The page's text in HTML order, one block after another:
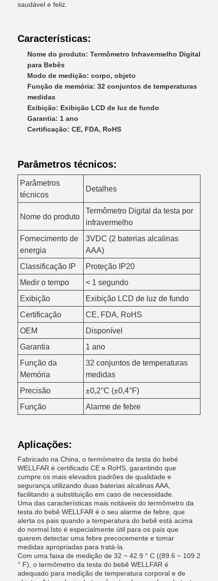
saudável e feliz.
Características:
Nome do produto: Termômetro Infravermelho Digital
para Bebês
Modo de medição: corpo, objeto
Função de memória: 32 conjuntos de temperaturas
medidas
Exibição: Exibição LCD de luz de fundo
Garantia: 1 ano
Certificação: CE, FDA, RoHS
Parâmetros técnicos:
Parâmetros
técnicos
Detalhes
Nome do produto
Termômetro Digital da testa por
infravermelho
Fornecimento de
energia
3VDC (2 baterias alcalinas
AAA)
Classificação IP
Proteção IP20
Medir o tempo
< 1 segundo
Exibição
Exibição LCD de luz de fundo
Certificação
CE, FDA, RoHS
OEM
Disponível
Garantia
1 ano
Função da
Memória
32 conjuntos de temperaturas
medidas
Precisão
±0,2°C (±0,4°F)
Função
Alarme de febre
Aplicações:
Fabricado na China, o termómetro da testa do bebé
WELLFAR é certificado CE e RoHS, garantindo que
cumpre os mais elevados padrões de qualidade e
segurança.utilizando duas baterias alcalinas AAA,
facilitando a substituição em caso de necessidade.
Uma das características mais notáveis do termômetro da
testa do bebê WELLFAR é o seu alarme de febre, que
alerta os pais quando a temperatura do bebê está acima
do normal.Isto é especialmente útil para os pais que
querem detectar uma febre precocemente e tomar
medidas apropriadas para tratá-la.
Com uma faixa de medição de 32 ~ 42.9 ° C ((89.6 ~ 109.2
° F), o termômetro da testa do bebê WELLFAR é
adequado para medição de temperatura corporal e de